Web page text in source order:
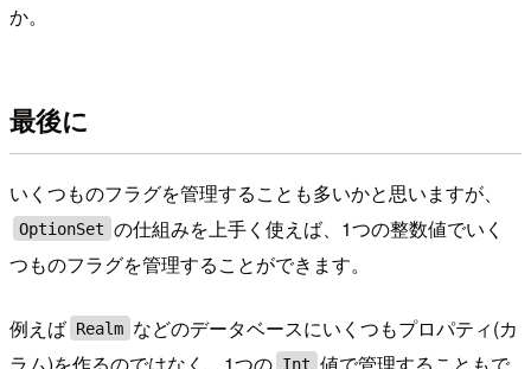
か。
最後に
いくつものフラグを管理することも多いかと思いますが、
OptionSet の仕組みを上手く使えば、1つの整数値でいく
つものフラグを管理することができます。
例えば Realm などのデータベースにいくつもプロパティ(カ
ラム)を作るのではなく、1つの Int 値で管理することもで